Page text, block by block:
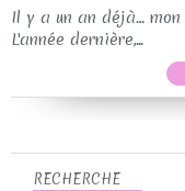
Il y a un an déjà…
L'année dernière,...
RECHERCHE